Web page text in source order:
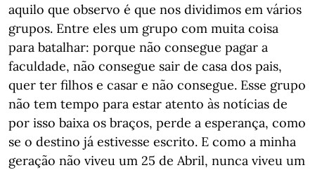
aquilo que observo é que nos dividimos em vários
grupos. Entre eles um grupo com muita coisa
para batalhar: porque não consegue pagar a
faculdade, não consegue sair de casa dos pais,
quer ter filhos e casar e não consegue. Esse grupo
não tem tempo para estar atento às notícias de
por isso baixa os braços, perde a esperança, como
se o destino já estivesse escrito. E como a minha
geração não viveu um 25 de Abril, nunca viveu um